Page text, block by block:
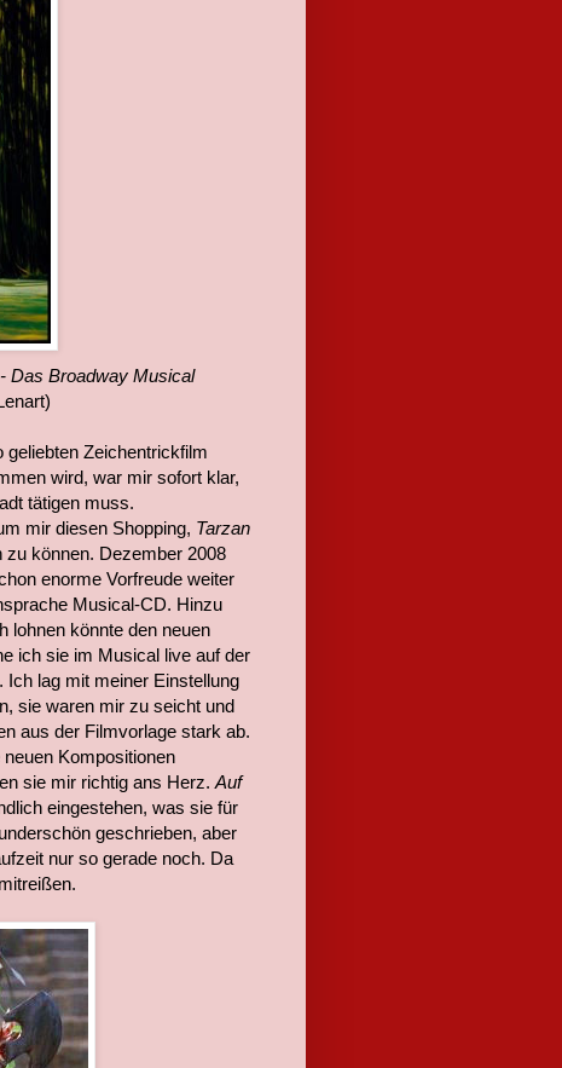
Das Broadway Musical
Zeichentrickfilm
wird, war mir sofort klar,
tätigen muss.
mir diesen Shopping, Tarzan
zu können. Dezember 2008
enorme Vorfreude weiter
Musical-CD. Hinzu
lohnen könnte den neuen
ich sie im Musical live auf der
Ich lag mit meiner Einstellung
sie waren mir zu seicht und
aus der Filmvorlage stark ab.
Kompositionen
sie mir richtig ans Herz. Auf
eingestehen, was sie für
geschrieben, aber
nur so gerade noch. Da